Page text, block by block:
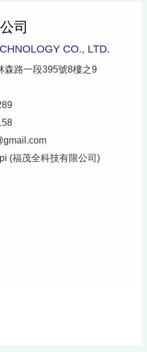
司
CO., LTD.
森路一段395號8樓之9
(福茂全科技有限公司)